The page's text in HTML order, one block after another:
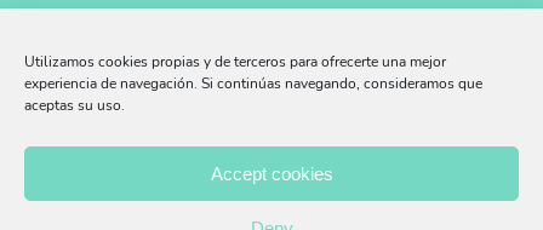
Utilizamos cookies propias y de terceros para ofrecerte una mejor
experiencia de navegación. Si continúas navegando, consideramos que
aceptas su uso.
Accept cookies
Aviso Legal
Política Privacidad